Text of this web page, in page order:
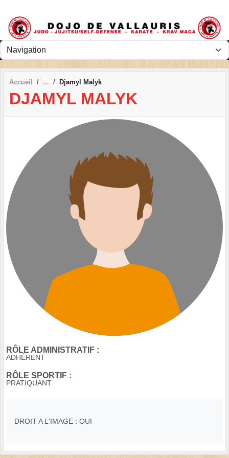
Accueil Djamyl Malyk
DJAMYL MALYK
RÔLE ADMINISTRATIF :
ADHÉRENT
RÔLE SPORTIF :
PRATIQUANT
DROIT A L'IMAGE : OUI